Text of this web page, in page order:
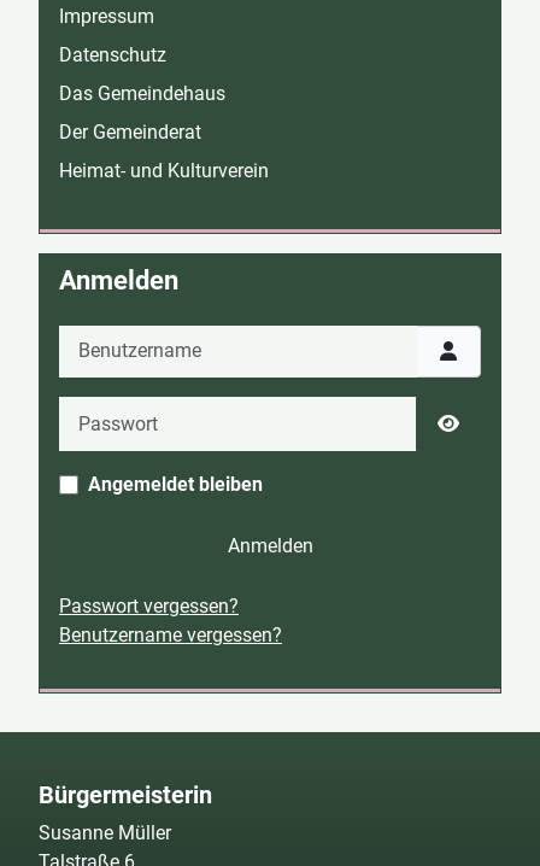
Impressum
Datenschutz
Das Gemeindehaus
Der Gemeinderat
Heimat- und Kulturverein
Anmelden
Benutzername
Angemeldet bleiben
Anmelden
Passwort vergessen?
Benutzername vergessen?
Bürgermeisterin
Susanne Müller